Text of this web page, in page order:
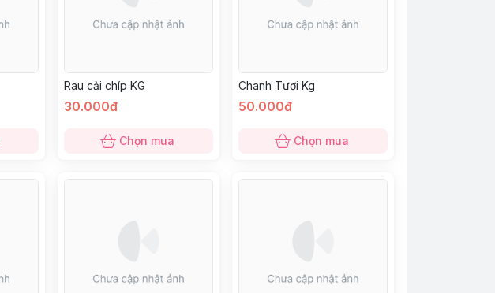
Rau cải chíp KG
30.000đ
Chọn mua
Chanh Tươi Kg
50.000đ
Chọn mua